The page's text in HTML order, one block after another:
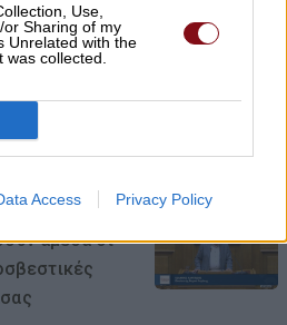
Use,
Sharing of my
Unrelated with the
collected.
Access Privacy Policy
κόστος, τους
φορέα
άμεσα οι